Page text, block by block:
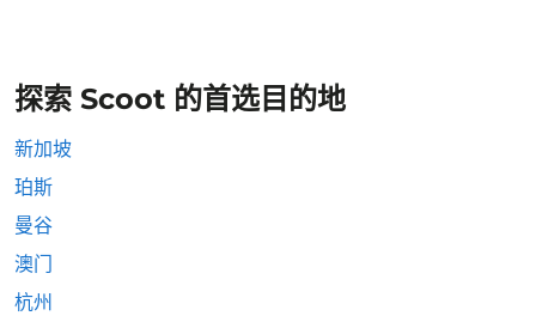
探索 Scoot 的首选目的地
新加坡
珀斯
曼谷
澳门
杭州